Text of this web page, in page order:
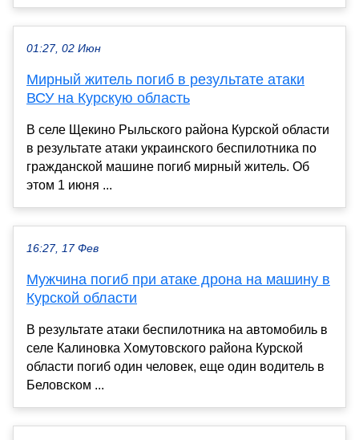
01:27, 02 Июн
Мирный житель погиб в результате атаки
ВСУ на Курскую область
В селе Щекино Рыльского района Курской области
в результате атаки украинского беспилотника по
гражданской машине погиб мирный житель. Об
этом 1 июня ...
16:27, 17 Фев
Мужчина погиб при атаке дрона на машину в
Курской области
В результате атаки беспилотника на автомобиль в
селе Калиновка Хомутовского района Курской
области погиб один человек, еще один водитель в
Беловском ...